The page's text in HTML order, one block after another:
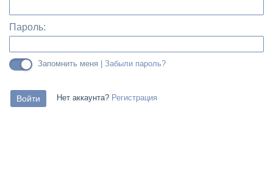
Пароль:
Запомнить меня | Забыли пароль?
Нет аккаунта? Регистрация